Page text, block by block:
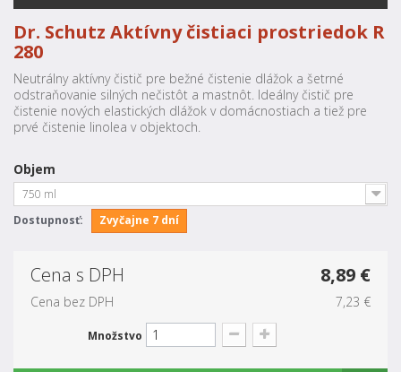
Dr. Schutz Aktívny čistiaci prostriedok R
280
Neutrálny aktívny čistič pre bežné čistenie dlážok a šetrné
odstraňovanie silných nečistôt a mastnôt. Ideálny čistič pre
čistenie nových elastických dlážok v domácnostiach a tiež pre
prvé čistenie linolea v objektoch.
Objem
750 ml
Dostupnosť:
Zvyčajne 7 dní
Cena s DPH 8,89 €
Cena bez DPH 7,23 €
Množstvo